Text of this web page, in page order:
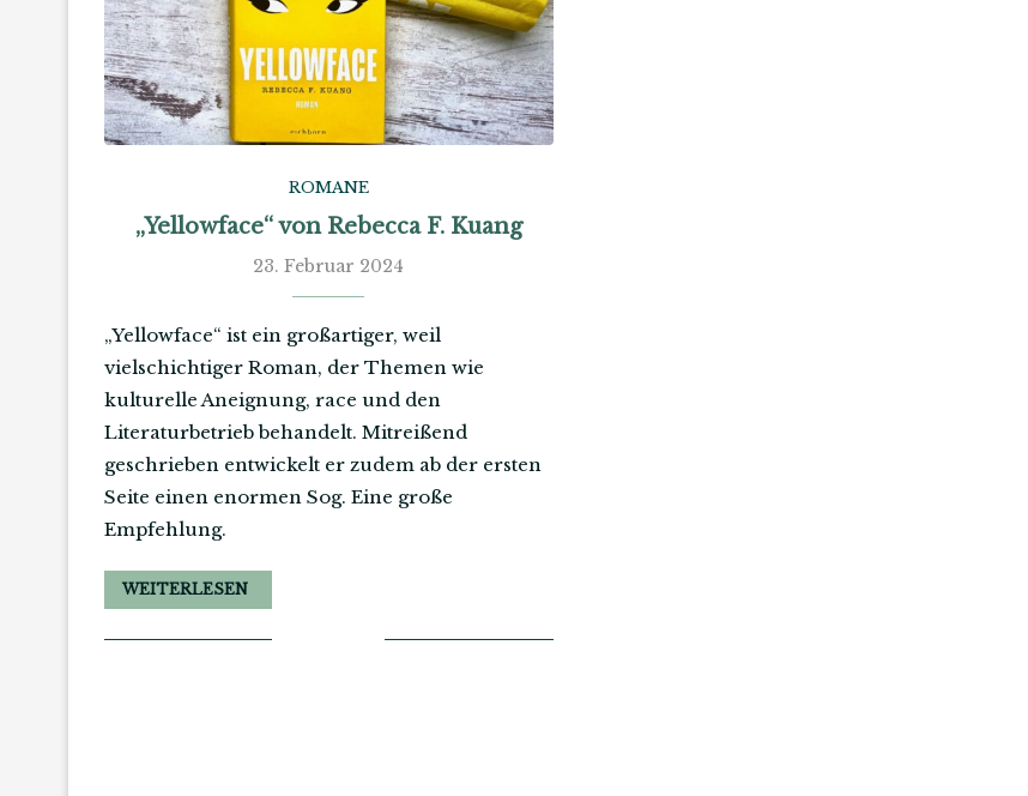
ROMANE
„Yellowface“ von Rebecca F. Kuang
23. Februar 2024
„Yellowface“ ist ein großartiger, weil
vielschichtiger Roman, der Themen wie
kulturelle Aneignung, race und den
Literaturbetrieb behandelt. Mitreißend
geschrieben entwickelt er zudem ab der ersten
Seite einen enormen Sog. Eine große
Empfehlung.
WEITERLESEN